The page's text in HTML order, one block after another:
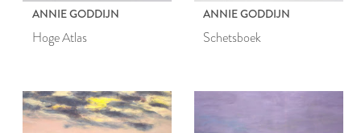
ANNIE GODDIJN
Hoge Atlas
ANNIE GODDIJN
Schetsboek